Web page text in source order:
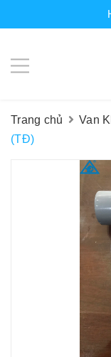
Trang chủ Van
(TĐ)